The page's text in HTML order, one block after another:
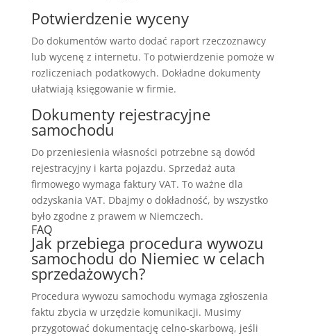
Potwierdzenie wyceny
Do dokumentów warto dodać raport rzeczoznawcy
lub wycenę z internetu. To potwierdzenie pomoże w
rozliczeniach podatkowych. Dokładne dokumenty
ułatwiają księgowanie w firmie.
Dokumenty rejestracyjne
samochodu
Do przeniesienia własności potrzebne są dowód
rejestracyjny i karta pojazdu. Sprzedaż auta
firmowego wymaga faktury VAT. To ważne dla
odzyskania VAT. Dbajmy o dokładność, by wszystko
było zgodne z prawem w Niemczech.
FAQ
Jak przebiega procedura wywozu
samochodu do Niemiec w celach
sprzedażowych?
Procedura wywozu samochodu wymaga zgłoszenia
faktu zbycia w urzędzie komunikacji. Musimy
przygotować dokumentację celno-skarbową, jeśli